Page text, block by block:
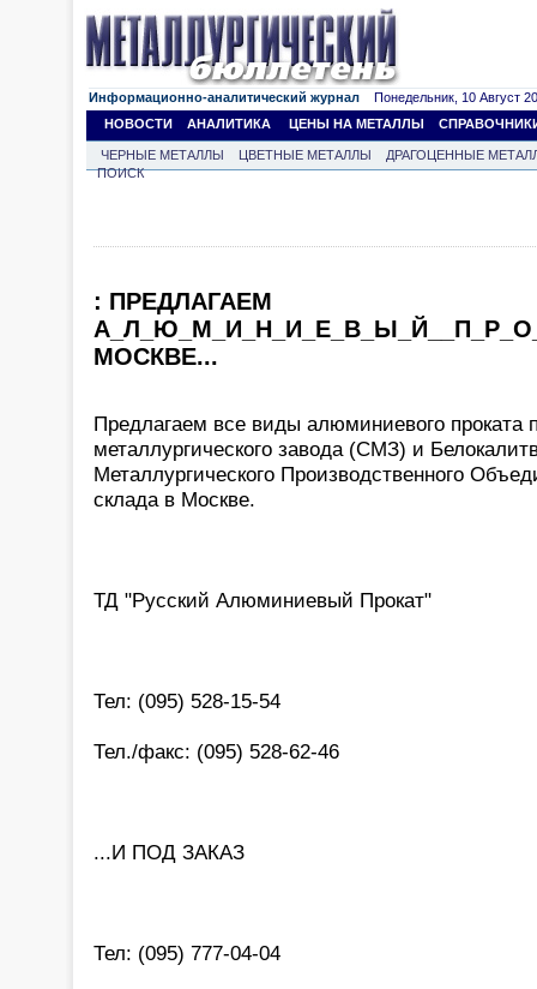
Информационно-аналитический журнал Понедельник, 10 Август
НОВОСТИ
АНАЛИТИКА ЦЕНЫ НА МЕТАЛЛЫ
ЧЕРНЫЕ МЕТАЛЛЫ ЦВЕТНЫЕ МЕТАЛЛЫ
ДРАГОЦЕННЫЕ
ПОИСК
: ПРЕДЛАГАЕМ
МОСКВЕ...
Предлагаем все виды алюминиевого проката
металлургического завода (СМЗ) и
Металлургического Производственного
склада в Москве.
ТД "Русский Алюминиевый Прокат"
Тел: (095) 528-15-54
Тел./факс: (095) 528-62-46
...И ПОД ЗАКАЗ
Тел: (095) 777-04-04